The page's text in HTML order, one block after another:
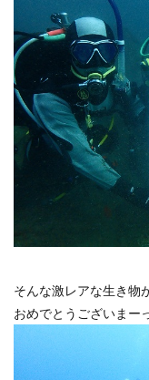
そんな激レアな生き物
おめでとうございまー